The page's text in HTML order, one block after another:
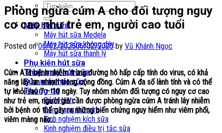
Tìm
kiếm:
Máy hút sữa
Máy hút sữa Medela
Máy hút sữa không dây
Máy hút sữa thanh lý
Phụ kiện hút sữa
Thuê máy hút sữa
Sửa máy hút sữa
Thông tin
Bảo Hành
Cẩm nang hút sữa
Kinh nghiệm kích sữa
Kinh nghiệm điều trị tắc sữa
Phòng ngừa cúm A cho đối tượng nguy
cơ cao như trẻ em, người cao tuổi
Posted on06/02/202506/02/2025by Vũ Khánh Ngọc
Cúm A là bệnh nhiễm trùng đường hô hấp cấp tính do virus, có khả
năng lây lan nhanh trong cộng đồng. Cúm A đa số lành tính và có thể
tự khỏi sau 7 – 10 ngày. Tuy nhóm nhóm đối tượng có nguy cơ cao
như trẻ em, người già cần được phòng ngừa cúm A tránh lây nhiễm
bởi bệnh có thể gây ra những biến chứng nguy hiểm như viêm phổi,
viêm màng não…